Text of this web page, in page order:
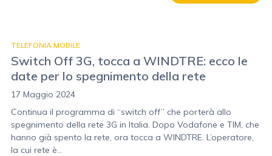
TELEFONIA MOBILE
Switch Off 3G, tocca a WINDTRE: ecco le
date per lo spegnimento della rete
17 Maggio 2024
Continua il programma di “switch off” che porterà allo
spegnimento della rete 3G in Italia. Dopo Vodafone e TIM, che
hanno già spento la rete, ora tocca a WINDTRE. L’operatore,
la cui rete è...